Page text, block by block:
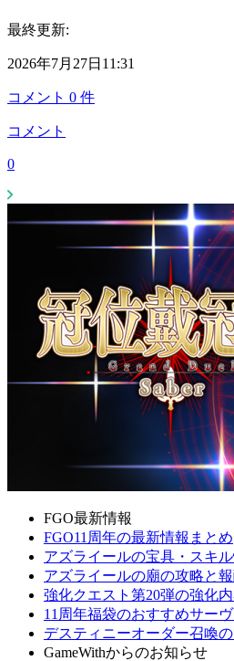
最終更新:
2026年7月27日11:31
コメント 0 件
コメント
0
FGO最新情報
FGO11周年の最新情報まとめ
アズライールの宝具・スキ
アズライールの廟の攻略と
強化クエスト第20弾の強化
11周年福袋のおすすめサーヴ
デスティニーオーダー召喚
GameWithからのお知らせ